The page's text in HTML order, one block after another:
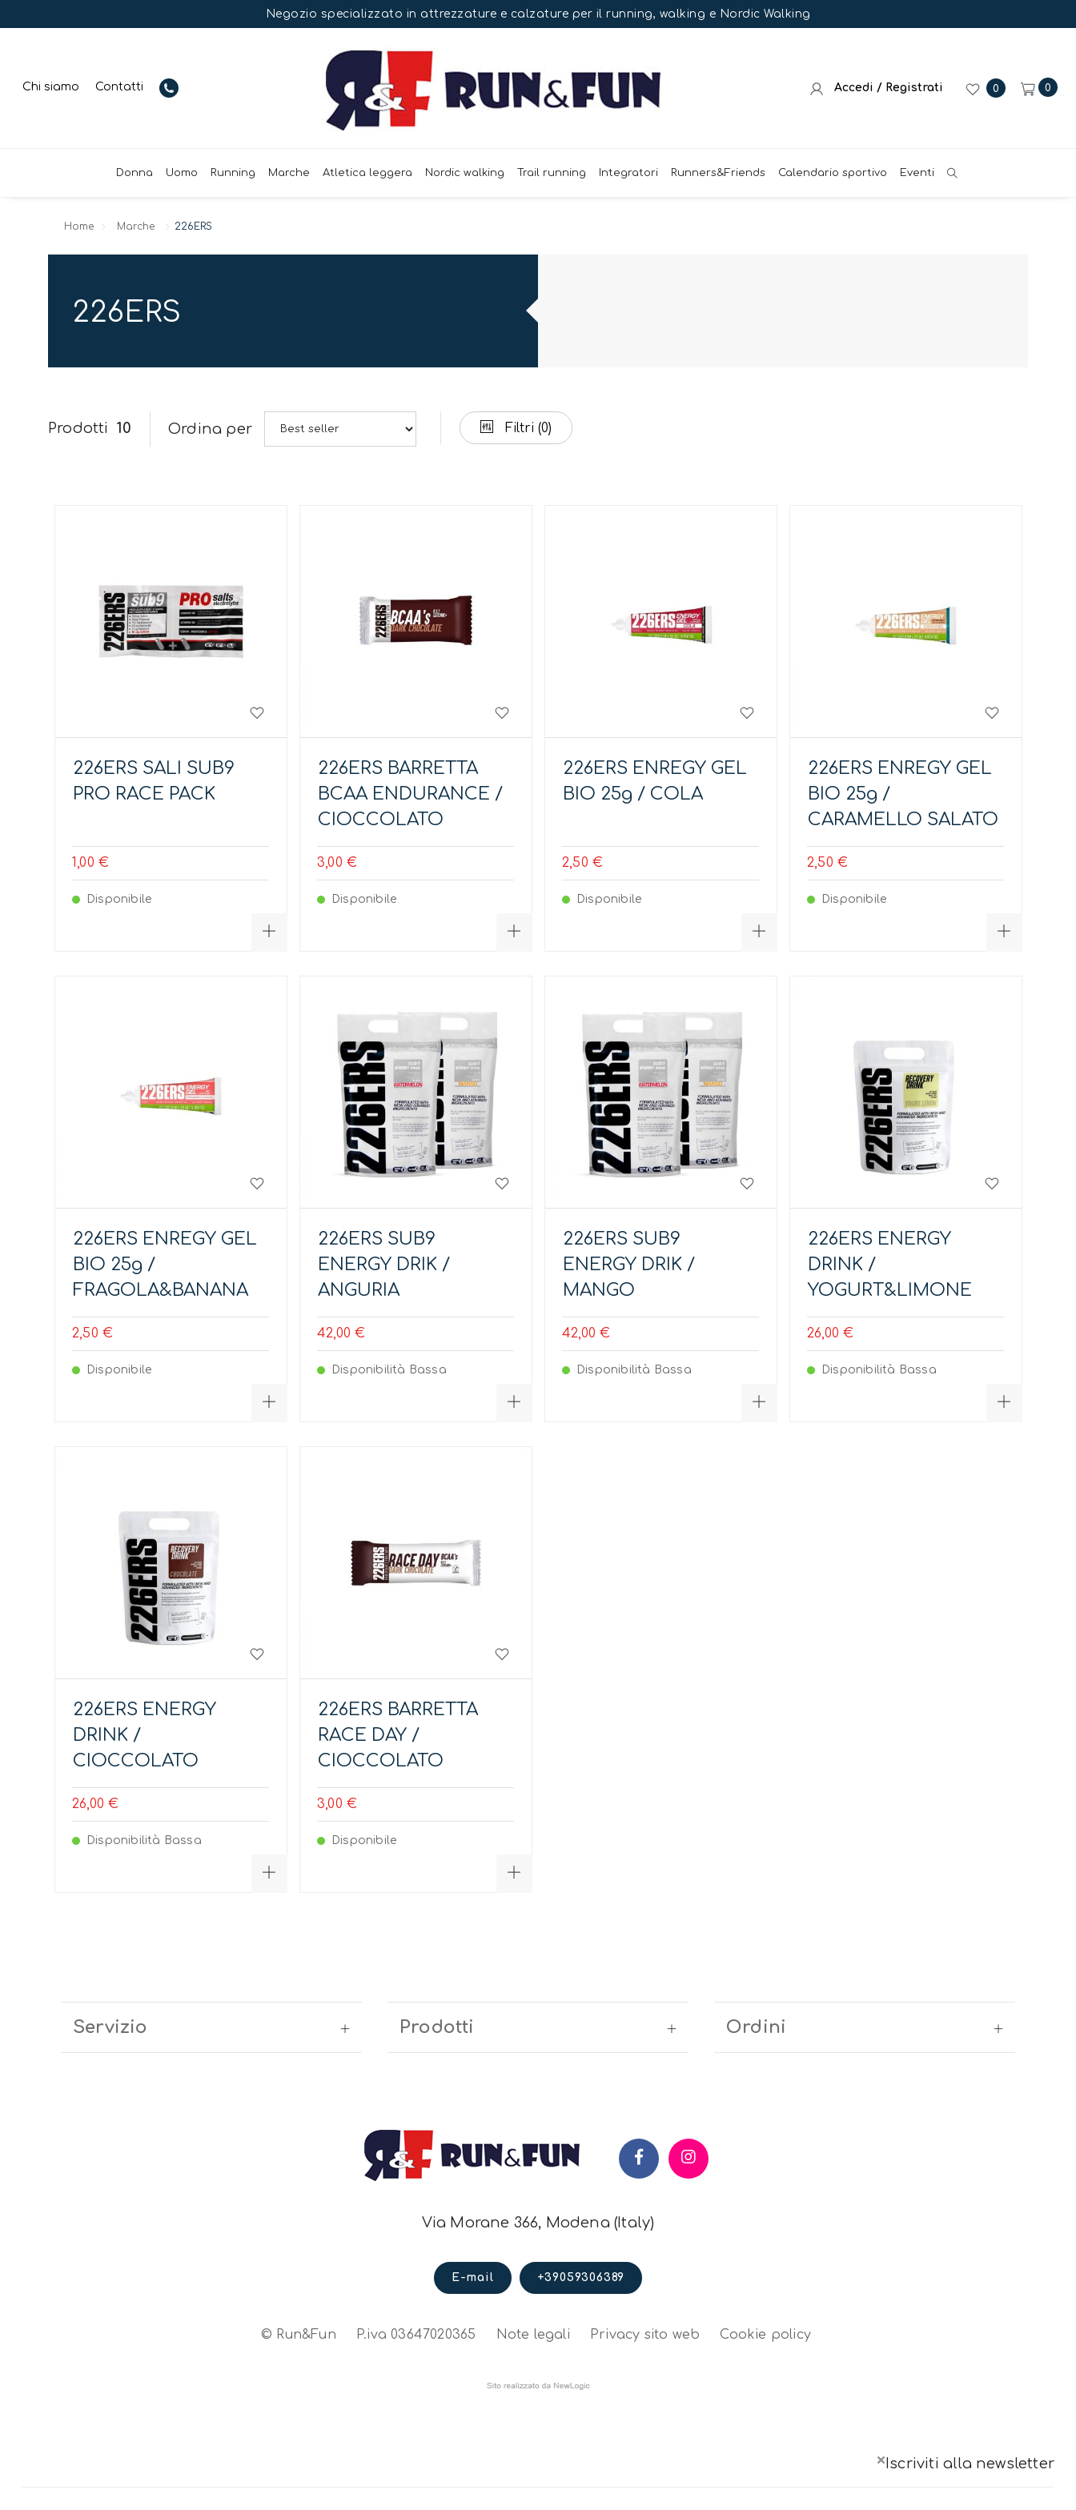
Negozio specializzato in attrezzature e calzature per il running, walking e Nordic Walking
Chi siamo Contatti Accedi / Registrati 0 0
Donna Uomo Running Marche Atletica leggera Nordic walking Trail running Integratori Runners&Friends Calendario sportivo Eventi
Home Marche 226ERS
226ERS
Prodotti 10 Ordina per Filtri (0)
226ERS SALI SUB9
PRO RACE PACK
1,00 €
Disponibile
226ERS BARRETTA
BCAA ENDURANCE /
CIOCCOLATO
3,00 €
Disponibile
226ERS ENREGY GEL
BIO 25g / COLA
2,50 €
Disponibile
226ERS ENREGY GEL
BIO 25g /
CARAMELLO SALATO
2,50 €
Disponibile
226ERS ENREGY GEL
BIO 25g /
FRAGOLA&BANANA
2,50 €
Disponibile
226ERS SUB9
ENERGY DRIK /
ANGURIA
42,00 €
Disponibilità Bassa
226ERS SUB9
ENERGY DRIK /
MANGO
42,00 €
Disponibilità Bassa
226ERS ENERGY
DRINK /
YOGURT&LIMONE
26,00 €
Disponibilità Bassa
226ERS ENERGY
DRINK /
CIOCCOLATO
26,00 €
Disponibilità Bassa
226ERS BARRETTA
RACE DAY /
CIOCCOLATO
3,00 €
Disponibile
Servizio Prodotti Ordini
Via Morane 366, Modena (Italy)
E-mail +39059306389
© Run&Fun P.iva 03647020365 Note legali Privacy sito web Cookie policy
×Iscriviti alla newsletter